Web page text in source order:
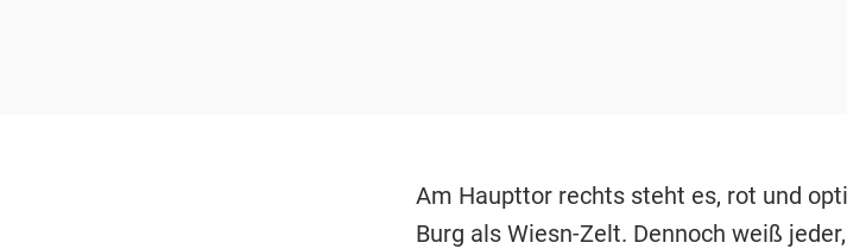
Am Haupttor rechts steht es, rot und
Burg als Wiesn-Zelt. Dennoch weiß